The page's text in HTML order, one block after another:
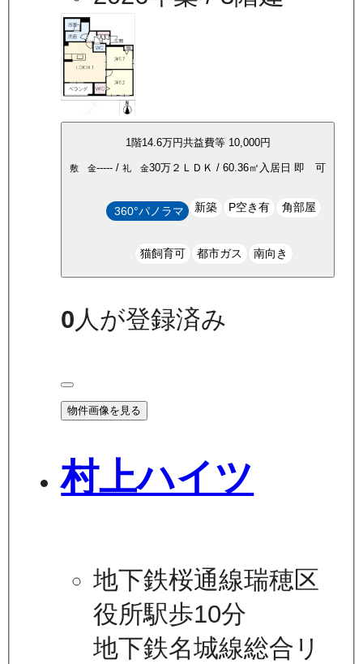
1階14.6万円共益費等 10,000円
敷 金----- / 礼 金30万 ２ＬＤＫ / 60.36㎡ 入居日 即 可
360°パノラマ 新築 P空き有 角部屋
猫飼育可 都市ガス 南向き
0人が登録済み
物件画像を見る
村上ハイツ
地下鉄桜通線瑞穂区
役所駅歩10分
地下鉄名城線総合リ